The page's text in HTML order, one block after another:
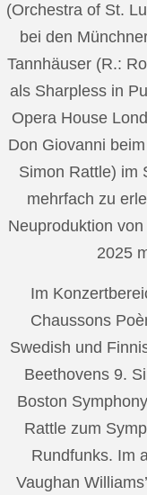
(Orchestra of St.
bei den
Tannhäuser (R.:
als Sharpless in
Opera House
Don Giovanni
Simon Rattle) im
mehrfach zu
Neuproduktion
2025
Im
Chaussons
Swedish und
Beethovens 9.
Boston
Rattle zum
Rundfunks. Im
Vaughan